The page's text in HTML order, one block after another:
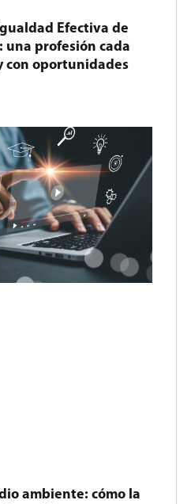
Efectiva de
una profesión cada
con oportunidades
ambiente: cómo la